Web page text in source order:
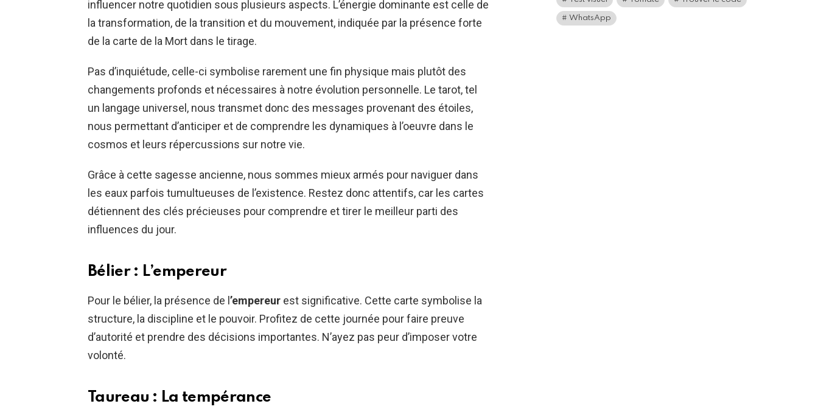
influencer notre quotidien sous plusieurs aspects. L’énergie dominante est celle de
la transformation, de la transition et du mouvement, indiquée par la présence forte
de la carte de la Mort dans le tirage.
Pas d’inquiétude, celle-ci symbolise rarement une fin physique mais plutôt des
changements profonds et nécessaires à notre évolution personnelle. Le tarot, tel
un langage universel, nous transmet donc des messages provenant des étoiles,
nous permettant d’anticiper et de comprendre les dynamiques à l’oeuvre dans le
cosmos et leurs répercussions sur notre vie.
Grâce à cette sagesse ancienne, nous sommes mieux armés pour naviguer dans
les eaux parfois tumultueuses de l’existence. Restez donc attentifs, car les cartes
détiennent des clés précieuses pour comprendre et tirer le meilleur parti des
influences du jour.
Bélier : L’empereur
Pour le bélier, la présence de l ’empereur est significative. Cette carte symbolise la
structure, la discipline et le pouvoir. Profitez de cette journée pour faire preuve
d’autorité et prendre des décisions importantes. N’ayez pas peur d’imposer votre
volonté.
Taureau : La tempérance
WhatsApp